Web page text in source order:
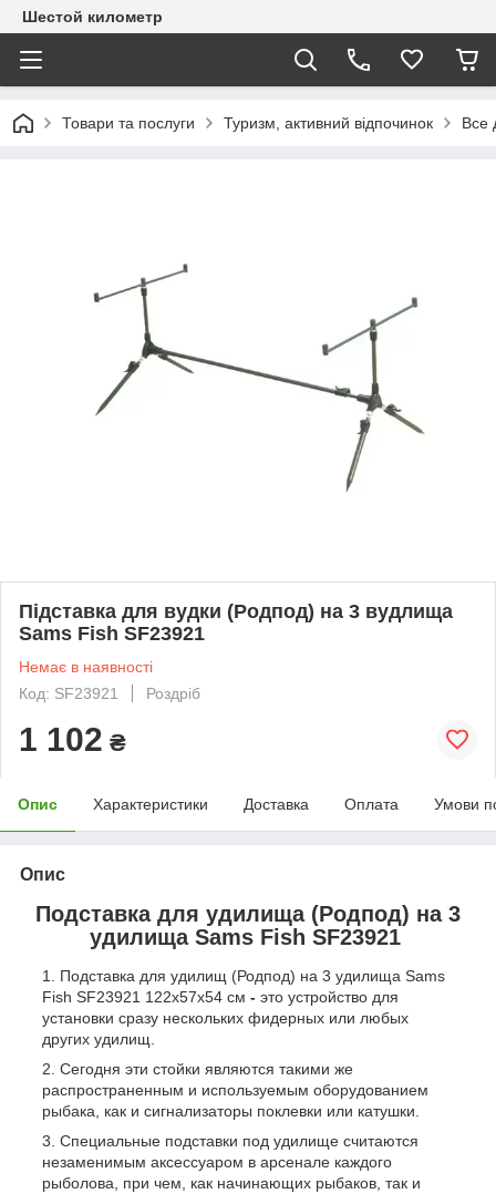
Шестой километр
Товари та послуги Туризм, активний відпочинок Все
Підставка для вудки (Родпод) на 3 вудлища
Sams Fish SF23921
Немає в наявності
Код: SF23921
Роздріб
1 102 ₴
Опис Характеристики Доставка Оплата Умови
Опис
Подставка для удилища (Родпод) на 3
удилища Sams Fish SF23921
Подставка для удилищ (Родпод) на 3 удилища Sams
Fish SF23921 122x57x54 см - это устройство для
установки сразу нескольких фидерных или любых
других удилищ.
Сегодня эти стойки являются такими же
распространенным и используемым оборудованием
рыбака, как и сигнализаторы поклевки или катушки.
Специальные подставки под удилище считаются
незаменимым аксессуаром в арсенале каждого
рыболова, при чем, как начинающих рыбаков, так и